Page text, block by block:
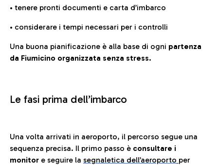
• tenere pronti documenti e carta d’imbarco
• considerare i tempi necessari per i controlli
Una buona pianificazione è alla base di ogni partenza
da Fiumicino organizzata senza stress.
Le fasi prima dell’imbarco
Una volta arrivati in aeroporto, il percorso segue una
sequenza precisa. Il primo passo è consultare i
monitor e seguire la segnaletica dell’aeroporto per